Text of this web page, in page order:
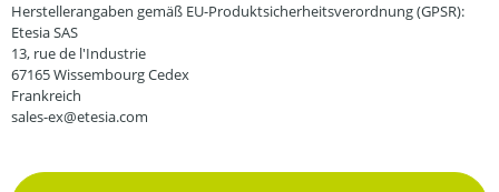
Herstellerangaben gemäß EU-Produktsicherheitsverordnung (GPSR):
Etesia SAS
13, rue de l'Industrie
67165 Wissembourg Cedex
Frankreich
sales-ex@etesia.com